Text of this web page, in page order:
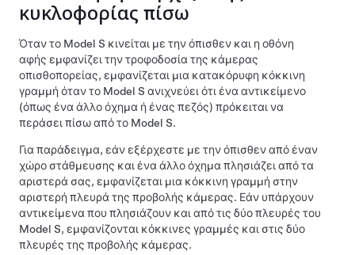
κυκλοφορίας πίσω
Όταν το Model S κινείται με την όπισθεν και η οθόνη
αφής εμφανίζει την τροφοδοσία της κάμερας
οπισθοπορείας, εμφανίζεται μια κατακόρυφη κόκκινη
γραμμή όταν το Model S ανιχνεύει ότι ένα αντικείμενο
(όπως ένα άλλο όχημα ή ένας πεζός) πρόκειται να
περάσει πίσω από το Model S.
Για παράδειγμα, εάν εξέρχεστε με την όπισθεν από έναν
χώρο στάθμευσης και ένα άλλο όχημα πλησιάζει από τα
αριστερά σας, εμφανίζεται μια κόκκινη γραμμή στην
αριστερή πλευρά της προβολής κάμερας. Εάν υπάρχουν
αντικείμενα που πλησιάζουν και από τις δύο πλευρές του
Model S, εμφανίζονται κόκκινες γραμμές και στις δύο
πλευρές της προβολής κάμερας.